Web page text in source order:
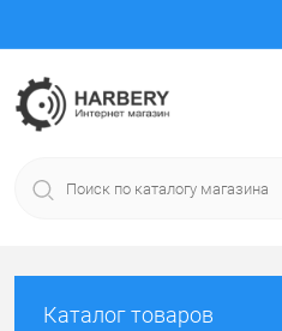
Каталог товаров